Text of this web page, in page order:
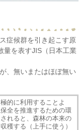
候群を引き起こす原
量を表すJIS（日本工業
無いまたはほぼ無い
的に利用することよ
全を推進するための環
れると、森林の本来の
する（上手に使う）